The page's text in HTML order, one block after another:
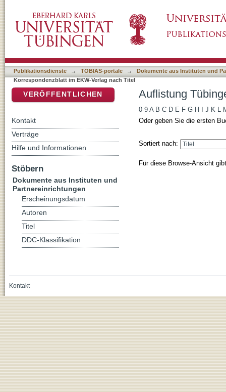
Publikationsdienste → TOBIAS-portale →
Dokumente aus Instituten und
Korrespondenzblatt im EKW-Verlag nach Titel
Auflistung
0-9 A B C D E F G H J K L
Oder geben Sie die ersten
Sortiert nach:
Für diese Browse-Ansicht
VERÖFFENTLICHEN
Kontakt
Verträge
Hilfe und Informationen
Stöbern
Dokumente aus Instituten und
Partnereinrichtungen
Erscheinungsdatum
Autoren
Titel
DDC-Klassifikation
Kontakt